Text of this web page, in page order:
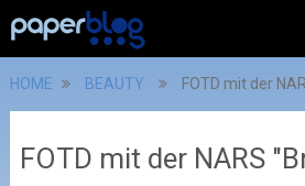
HOME BEAUTY FOTD mit der
FOTD mit der NARS